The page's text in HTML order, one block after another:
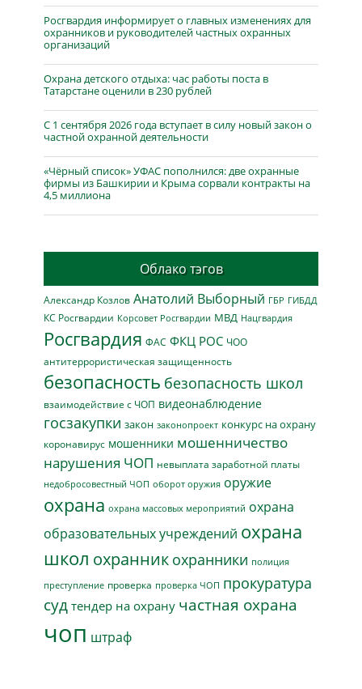
Росгвардия информирует о главных изменениях для
охранников и руководителей частных охранных
организаций
Охрана детского отдыха: час работы поста в
Татарстане оценили в 230 рублей
С 1 сентября 2026 года вступает в силу новый закон о
частной охранной деятельности
«Чёрный список» УФАС пополнился: две охранные
фирмы из Башкирии и Крыма сорвали контракты на
4,5 миллиона
Облако тэгов
Александр Козлов Анатолий Выборный ГБР ГИБДД
КС Росгвардии Корсовет Росгвардии МВД Нацгвардия
Росгвардия ФАС ФКЦ РОС ЧОО
антитеррористическая защищенность
безопасность безопасность школ
взаимодействие с ЧОП видеонаблюдение
госзакупки закон законопроект конкурс на охрану
коронавирус мошенники мошенничество
нарушения ЧОП невыплата заработной платы
недобросовестный ЧОП оборот оружия оружие
охрана охрана массовых мероприятий охрана
образовательных учреждений охрана
школ охранник охранники полиция
преступление проверка проверка ЧОП прокуратура
суд тендер на охрану частная охрана
чоп штраф